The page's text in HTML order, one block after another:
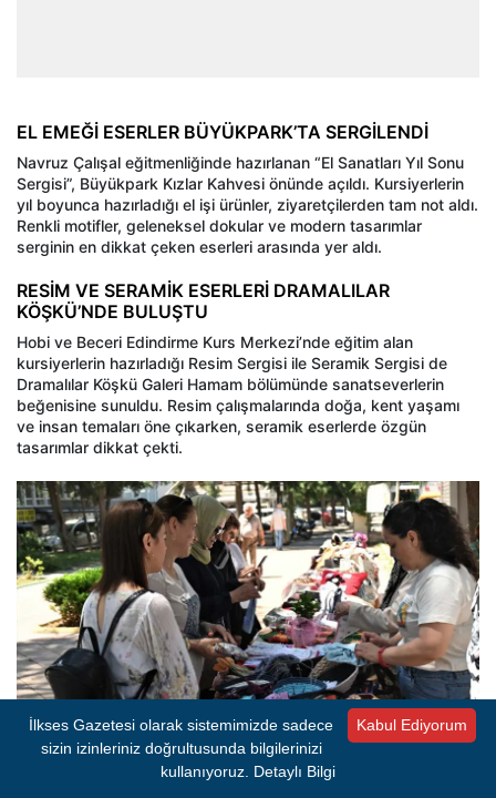
EL EMEĞİ ESERLER BÜYÜKPARK’TA SERGİLENDİ
Navruz Çalışal eğitmenliğinde hazırlanan “El Sanatları Yıl Sonu
Sergisi”, Büyükpark Kızlar Kahvesi önünde açıldı. Kursiyerlerin
yıl boyunca hazırladığı el işi ürünler, ziyaretçilerden tam not aldı.
Renkli motifler, geleneksel dokular ve modern tasarımlar
serginin en dikkat çeken eserleri arasında yer aldı.
RESİM VE SERAMİK ESERLERİ DRAMALILAR
KÖŞKÜ’NDE BULUŞTU
Hobi ve Beceri Edindirme Kurs Merkezi’nde eğitim alan
kursiyerlerin hazırladığı Resim Sergisi ile Seramik Sergisi de
Dramalılar Köşkü Galeri Hamam bölümünde sanatseverlerin
beğenisine sunuldu. Resim çalışmalarında doğa, kent yaşamı
ve insan temaları öne çıkarken, seramik eserlerde özgün
tasarımlar dikkat çekti.
BAŞKAN EŞKİ: “ÜRETEN KENT KÜLTÜRÜNÜ
Kabul Ediyorum
İlkses Gazetesi olarak sistemimizde sadece
sizin izinleriniz doğrultusunda bilgilerinizi
kullanıyoruz. Detaylı Bilgi